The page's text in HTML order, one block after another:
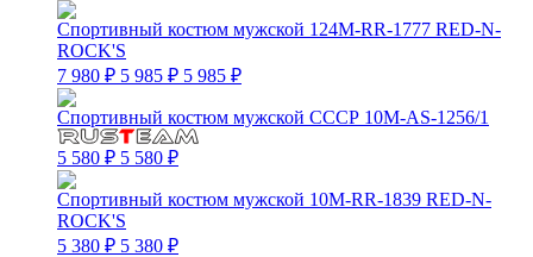
Спортивный костюм мужской 124M-RR-1777 RED-N-
ROCK'S
7 980 ₽ 5 985 ₽ 5 985 ₽
Спортивный костюм мужской СССР 10M-AS-1256/1
5 580 ₽ 5 580 ₽
Спортивный костюм мужской 10M-RR-1839 RED-N-
ROCK'S
5 380 ₽ 5 380 ₽